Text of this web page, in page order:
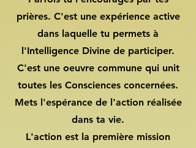
prières. C'est une expérience active
dans laquelle tu permets à
l'Intelligence Divine de participer.
C'est une oeuvre commune qui unit
toutes les Consciences concernées.
Mets l'espérance de l'action réalisée
dans ta vie.
L'action est la première mission